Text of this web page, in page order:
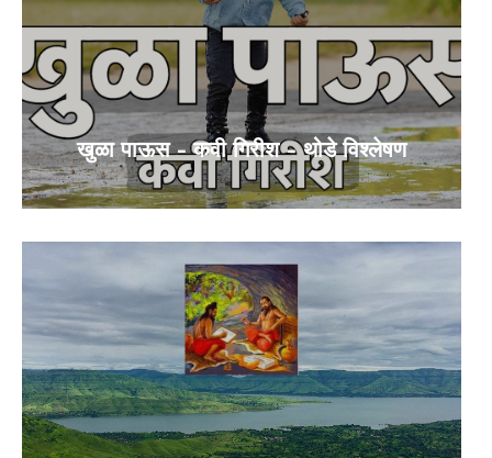
खुळा पाऊस – कवी गिरीश – थोडे विश्लेषण